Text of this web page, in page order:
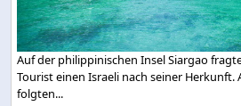
Auf der philippinischen Insel Siargao
Tourist einen Israeli nach seiner Herkunft.
folgten...